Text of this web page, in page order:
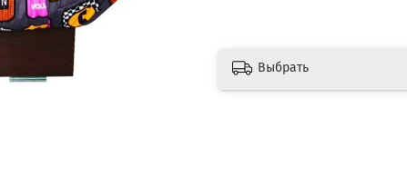
Выбрать